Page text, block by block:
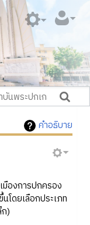
คำอธิบาย
องการปกครอง
โดยเลือกประเภท
)